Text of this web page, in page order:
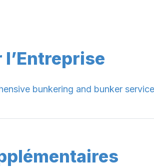
bunkering and bunker